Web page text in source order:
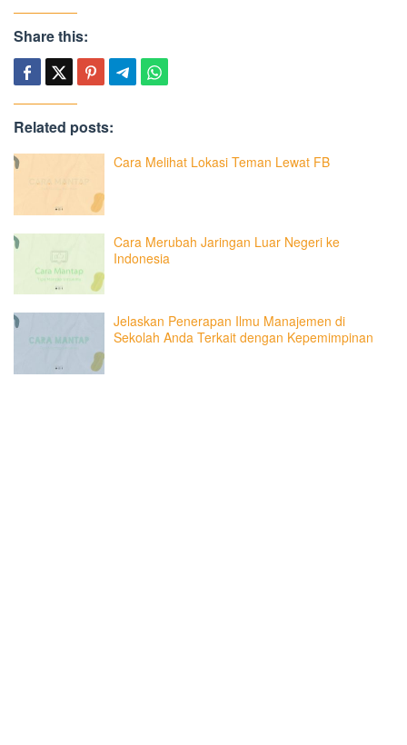
Share this:
Related posts:
Cara Melihat Lokasi Teman Lewat FB
Cara Merubah Jaringan Luar Negeri ke
Indonesia
Jelaskan Penerapan Ilmu Manajemen di
Sekolah Anda Terkait dengan Kepemimpinan